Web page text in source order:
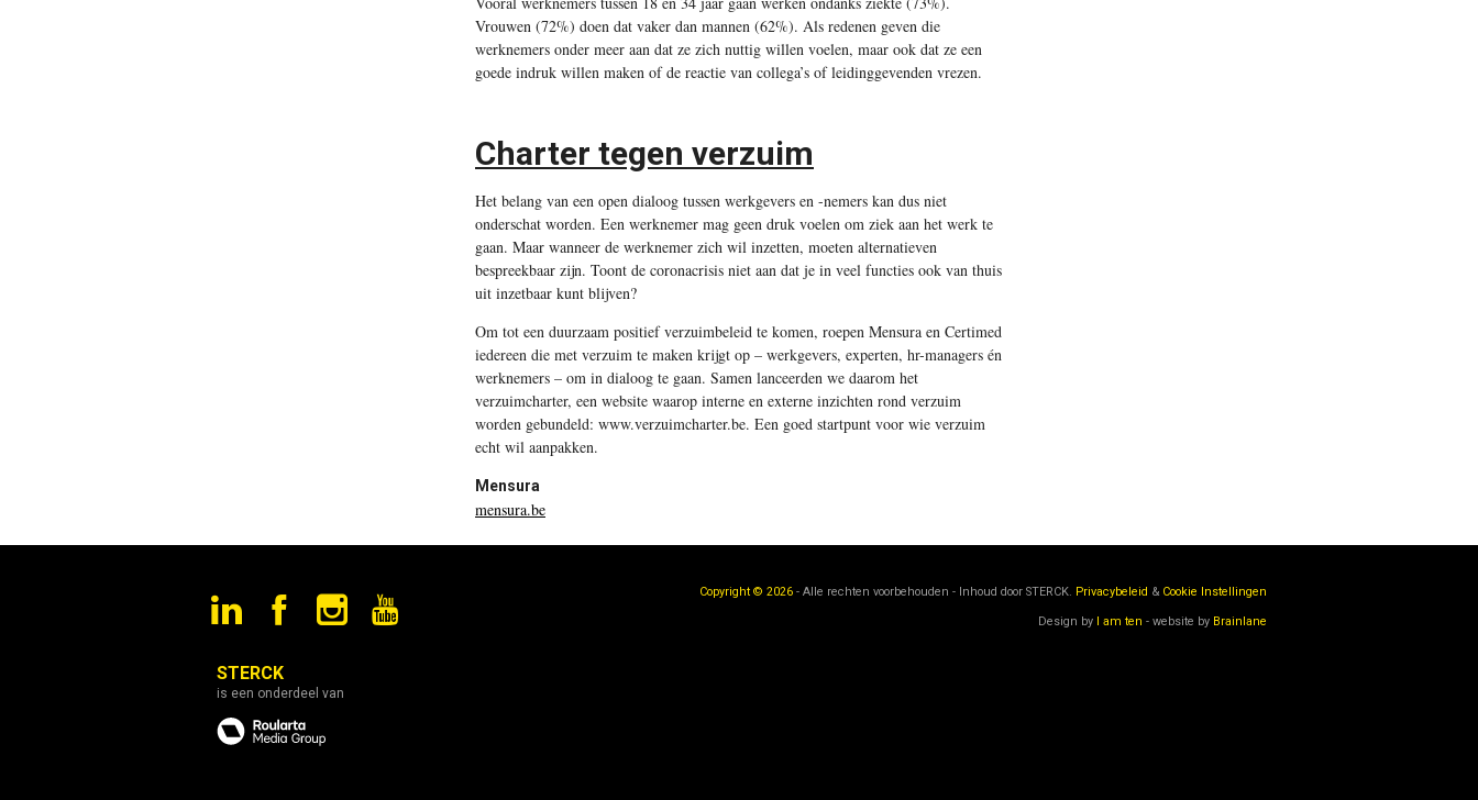
Vrouwen (72%) doen dat vaker dan mannen (62%). Als redenen geven die
werknemers onder meer aan dat ze zich nuttig willen voelen, maar ook dat ze een
goede indruk willen maken of de reactie van collega’s of leidinggevenden vrezen.
Charter tegen verzuim
Het belang van een open dialoog tussen werkgevers en -nemers kan dus niet
onderschat worden. Een werknemer mag geen druk voelen om ziek aan het werk te
gaan. Maar wanneer de werknemer zich wil inzetten, moeten alternatieven
bespreekbaar zijn. Toont de coronacrisis niet aan dat je in veel functies ook van thuis
uit inzetbaar kunt blijven?
Om tot een duurzaam positief verzuimbeleid te komen, roepen Mensura en Certimed
iedereen die met verzuim te maken krijgt op – werkgevers, experten, hr-managers én
werknemers – om in dialoog te gaan. Samen lanceerden we daarom het
verzuimcharter, een website waarop interne en externe inzichten rond verzuim
worden gebundeld: www.verzuimcharter.be. Een goed startpunt voor wie verzuim
echt wil aanpakken.
Mensura
mensura.be
Copyright © 2026- Alle rechten voorbehouden - Inhoud door STERCK. Privacybeleid & Cookie Instellingen
Design by I am ten - website by Brainlane
STERCK
is een onderdeel van